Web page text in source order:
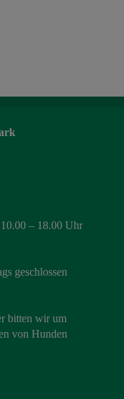
– 18.00 Uhr
geschlossen
bitten wir um
von Hunden